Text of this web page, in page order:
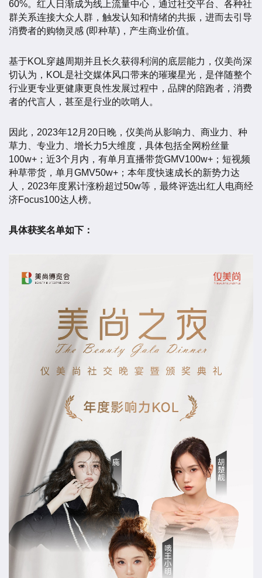
60%。红人日渐成为线上流量中心，通过社交平台、各种社
群关系连接大众人群，触发认知和情绪的共振，进而去引导
消费者的购物灵感 (即种草)，产生商业价值。
基于KOL穿越周期并且长久获得利润的底层能力，仪美尚深
切认为，KOL是社交媒体风口带来的璀璨星光，是伴随整个
行业更专业更健康更良性发展过程中，品牌的陪跑者，消费
者的代言人，甚至是行业的吹哨人。
因此，2023年12月20日晚，仪美尚从影响力、商业力、种
草力、专业力、增长力5大维度，具体包括全网粉丝量
100w+；近3个月内，有单月直播带货GMV100w+；短视频
种草带货，单月GMV50w+；本年度快速成长的新势力达
人，2023年度累计涨粉超过50w等，最终评选出红人电商经
济Focus100达人榜。
具体获奖名单如下：